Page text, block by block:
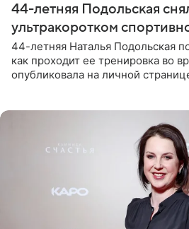
44-летняя Подольская
ультракоротком
44-летняя Наталья Подольская
как проходит ее тренировка во
опубликовала на личной